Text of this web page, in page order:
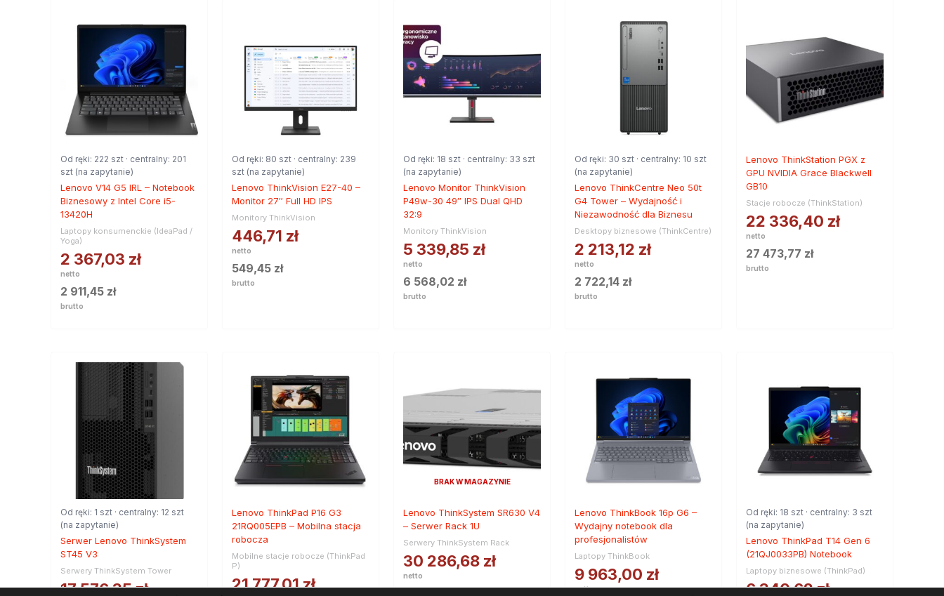
Od ręki: 222 szt · centralny: 201
szt (na zapytanie)
Lenovo V14 G5 IRL – Notebook
Biznesowy z Intel Core i5-
13420H
Laptopy konsumenckie (IdeaPad /
Yoga)
2 367,03 zł
netto
2 911,45 zł
brutto
Od ręki: 80 szt · centralny: 239
szt (na zapytanie)
Lenovo ThinkVision E27-40 –
Monitor 27″ Full HD IPS
Monitory ThinkVision
446,71 zł
netto
549,45 zł
brutto
Od ręki: 18 szt · centralny: 33 szt
(na zapytanie)
Lenovo Monitor ThinkVision
P49w-30 49″ IPS Dual QHD
32:9
Monitory ThinkVision
5 339,85 zł
netto
6 568,02 zł
brutto
Od ręki: 30 szt · centralny: 10 szt
(na zapytanie)
Lenovo ThinkCentre Neo 50t
G4 Tower – Wydajność i
Niezawodność dla Biznesu
Desktopy biznesowe (ThinkCentre)
2 213,12 zł
netto
2 722,14 zł
brutto
Lenovo ThinkStation PGX z
GPU NVIDIA Grace Blackwell
GB10
Stacje robocze (ThinkStation)
22 336,40 zł
netto
27 473,77 zł
brutto
Od ręki: 1 szt · centralny: 12 szt
(na zapytanie)
Serwer Lenovo ThinkSystem
ST45 V3
Serwery ThinkSystem Tower
17 576,35zł
Lenovo ThinkPad P16 G3
21RQ005EPB – Mobilna stacja
robocza
Mobilne stacje robocze (ThinkPad
P)
21 777,01zł
BRAK W MAGAZYNIE
Lenovo ThinkSystem SR630 V4
– Serwer Rack 1U
Serwery ThinkSystem Rack
30 286,68 zł
netto
Lenovo ThinkBook 16p G6 –
Wydajny notebook dla
profesjonalistów
Laptopy ThinkBook
9 963,00 zł
netto
Od ręki: 18 szt · centralny: 3 szt
(na zapytanie)
Lenovo ThinkPad T14 Gen 6
(21QJ0033PB) Notebook
Laptopy biznesowe (ThinkPad)
6 340,62zł